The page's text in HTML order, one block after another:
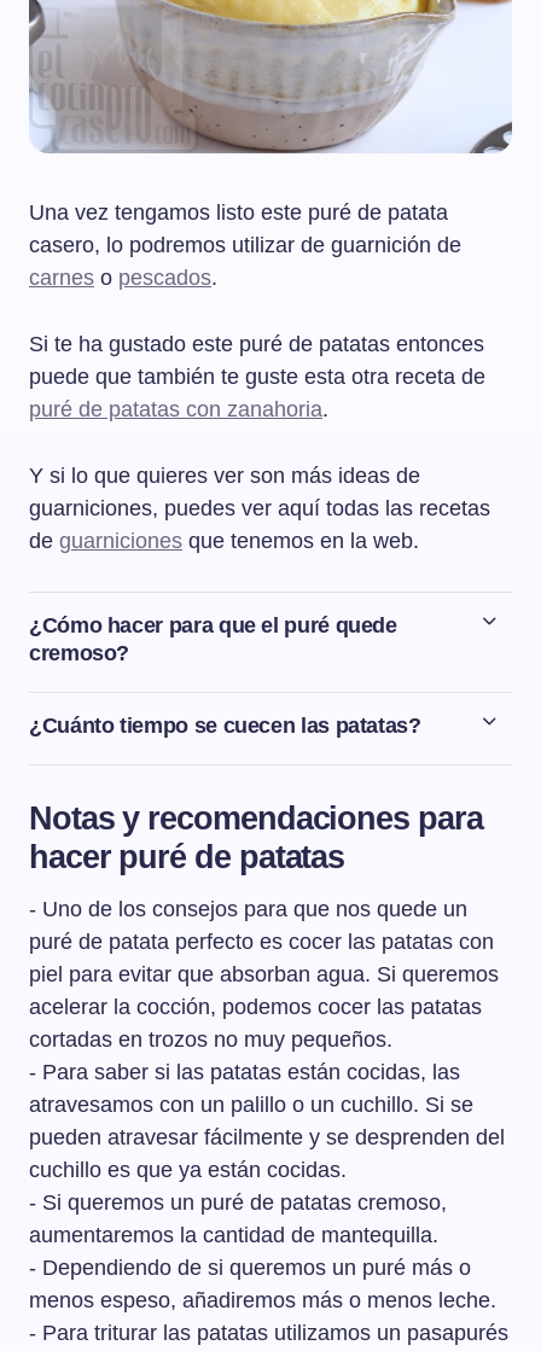
Una vez tengamos listo este puré de patata
casero, lo podremos utilizar de guarnición de
carnes o pescados.
Si te ha gustado este puré de patatas entonces
puede que también te guste esta otra receta de
puré de patatas con zanahoria.
Y si lo que quieres ver son más ideas de
guarniciones, puedes ver aquí todas las recetas
de guarniciones que tenemos en la web.
¿Cómo hacer para que el puré quede
cremoso?
Para que el puré de patata o puré de papa nos quede
cremoso tendremos que añadir mantequilla a la mezcla
¿Cuánto tiempo se cuecen las patatas?
El tiempo de cocción de las patatas va a depender del
fuego medio durante 15 o 20 minutos y un poco más si
su tamaño es mayor. Para comprobar el punto de
cocción, se puede pinchar con un brocheta o un
cuchillo. Si el cuchillo entra y salen con facilidad, la
patata ya está cocida.
Notas y recomendaciones para
hacer puré de patatas
- Uno de los consejos para que nos quede un
puré de patata perfecto es cocer las patatas con
piel para evitar que absorban agua. Si queremos
acelerar la cocción, podemos cocer las patatas
cortadas en trozos no muy pequeños.
- Para saber si las patatas están cocidas, las
atravesamos con un palillo o un cuchillo. Si se
pueden atravesar fácilmente y se desprenden del
cuchillo es que ya están cocidas.
- Si queremos un puré de patatas cremoso,
aumentaremos la cantidad de mantequilla.
- Dependiendo de si queremos un puré más o
menos espeso, añadiremos más o menos leche.
- Para triturar las patatas utilizamos un pasapurés